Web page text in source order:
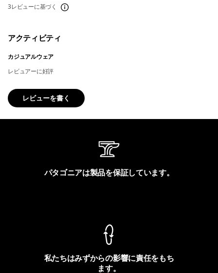
3レビューに基づく
アクティビティ
カジュアルウェア
レビュアーに好評
レビューを書く
パタゴニアは製品を保証しています。
私たちはみずからの影響に責任をもち
ます。